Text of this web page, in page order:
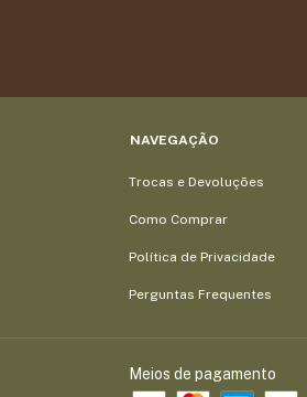
NAVEGAÇÃO
Trocas e Devoluções
Como Comprar
Política de Privacidade
Perguntas Frequentes
Meios de pagamento